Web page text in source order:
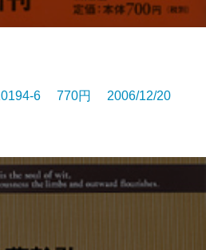
6 770円 2006/12/20